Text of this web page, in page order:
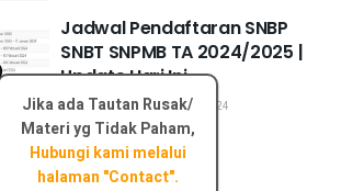
Jadwal Pendaftaran SNBP
SNBT SNPMB TA 2024/2025 |
Update Hari Ini
BY AZKA FEBRUARY 28, 2024
Jika ada Tautan Rusak/
Materi yg Tidak Paham,
Hubungi kami melalui
halaman "Contact".